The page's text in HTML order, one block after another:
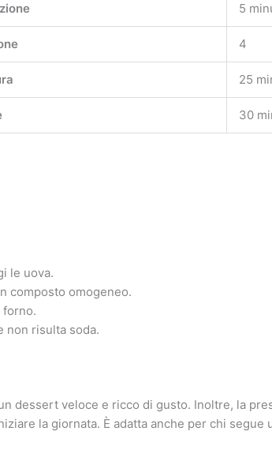
5
4
25
30
le uova.
composto omogeneo.
forno.
non risulta soda.
dessert veloce e ricco di gusto. Inoltre, la
la giornata. È adatta anche per chi segue